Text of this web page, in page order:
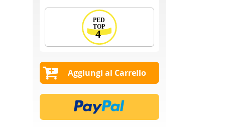
Aggiungi al Carrello